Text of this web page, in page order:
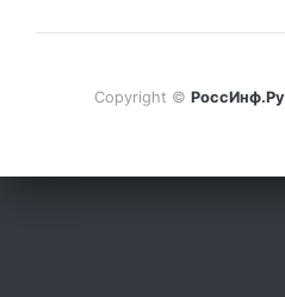
Copyright © РоссИнф.Ру